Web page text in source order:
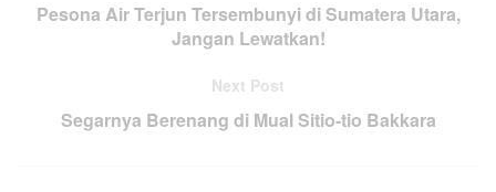
Pesona Air Terjun Tersembunyi di Sumatera Utara,
Jangan Lewatkan!
Next Post
Segarnya Berenang di Mual Sitio-tio Bakkara